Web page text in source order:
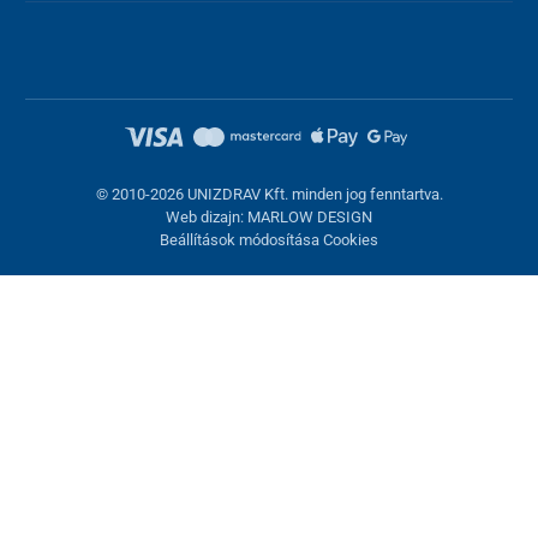
© 2010-2026 UNIZDRAV Kft. minden jog fenntartva.
Web dizajn: MARLOW DESIGN
Beállítások módosítása Cookies